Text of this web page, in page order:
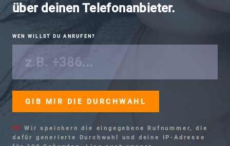
über deinen Telefonanbieter.
WEN WILLST DU ANRUFEN?
!!!
Wir speichern die eingegebene Rufnummer, die
dafür generierte Durchwahl und deine IP-Adresse